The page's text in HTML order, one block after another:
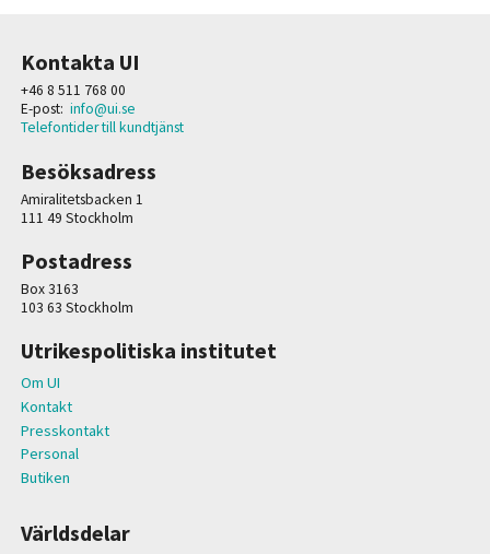
Kontakta UI
+46 8 511 768 00
E-post: info@ui.se
Telefontider till kundtjänst
Besöksadress
Amiralitetsbacken 1
111 49 Stockholm
Postadress
Box 3163
103 63 Stockholm
Utrikespolitiska institutet
Om UI
Kontakt
Presskontakt
Personal
Butiken
Världsdelar